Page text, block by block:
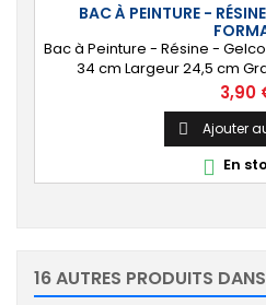
BAC À PEINTURE -
Bac à Peinture - Résine -
34 cm Largeur 24,5 cm
Prix
3,90
 Ajouter
 En
16 AUTRES PRODUITS